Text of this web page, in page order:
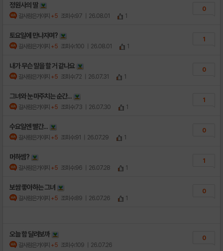
정원사의 딸
갈사람은가야지 +5 조회수:97 | 26.08.01 1
0
토요일에 만나자며?
갈사람은가야지 +5 조회수:100 | 26.08.01 1
1
내가 무슨 말을 할 거 같나요
갈사람은가야지 +5 조회수:72 | 26.07.31 1
0
그녀와 눈 마주치는 순간...
갈사람은가야지 +5 조회수:73 | 26.07.30 1
1
수요일엔 빨간...
갈사람은가야지 +5 조회수:91 | 26.07.29 1
0
머하셈?
갈사람은가야지 +5 조회수:96 | 26.07.28 1
1
보쌈 좋아하는 그녀
갈사람은가야지 +5 조회수:89 | 26.07.26 1
0
오늘 함 달려보까
갈사람은가야지 +5 조회수:109 | 26.07.26
0